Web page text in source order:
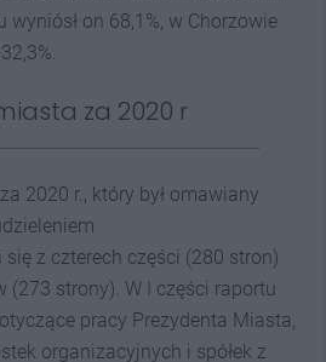
wyniósł on 68,1%, w Chorzowie
za 2020 r
2020 r., który był omawiany
z czterech części (280 stron)
(273 strony). W I części raportu
pracy Prezydenta Miasta,
organizacyjnych i spółek z